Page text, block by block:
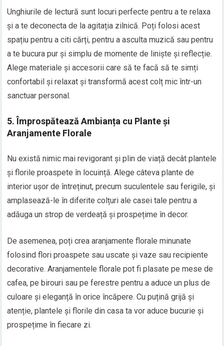
Unghiurile de lectură sunt locuri perfecte pentru a te relaxa
și a te deconecta de la agitația zilnică. Poți folosi acest
spațiu pentru a citi cărți, pentru a asculta muzică sau pentru
a te bucura pur și simplu de momente de liniște și reflecție.
Alege materiale și accesorii care să te facă să te simți
confortabil și relaxat și transformă acest colț mic într-un
sanctuar personal.
5. Împrospătează Ambianța cu Plante și
Aranjamente Florale
Nu există nimic mai revigorant și plin de viață decât plantele
și florile proaspete în locuință. Alege câteva plante de
interior ușor de întreținut, precum suculentele sau ferigile, și
amplasează-le în diferite colțuri ale casei tale pentru a
adăuga un strop de verdeață și prospețime în decor.
De asemenea, poți crea aranjamente florale minunate
folosind flori proaspete sau uscate și vaze sau recipiente
decorative. Aranjamentele florale pot fi plasate pe mese de
cafea, pe birouri sau pe ferestre pentru a aduce un plus de
culoare și eleganță în orice încăpere. Cu puțină grijă și
atenție, plantele și florile din casa ta vor aduce bucurie și
prospețime în fiecare zi.